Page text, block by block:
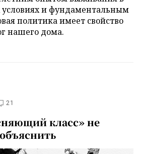
и фундаментальным
политика имеет свойство
нашего дома.
21
класс» не